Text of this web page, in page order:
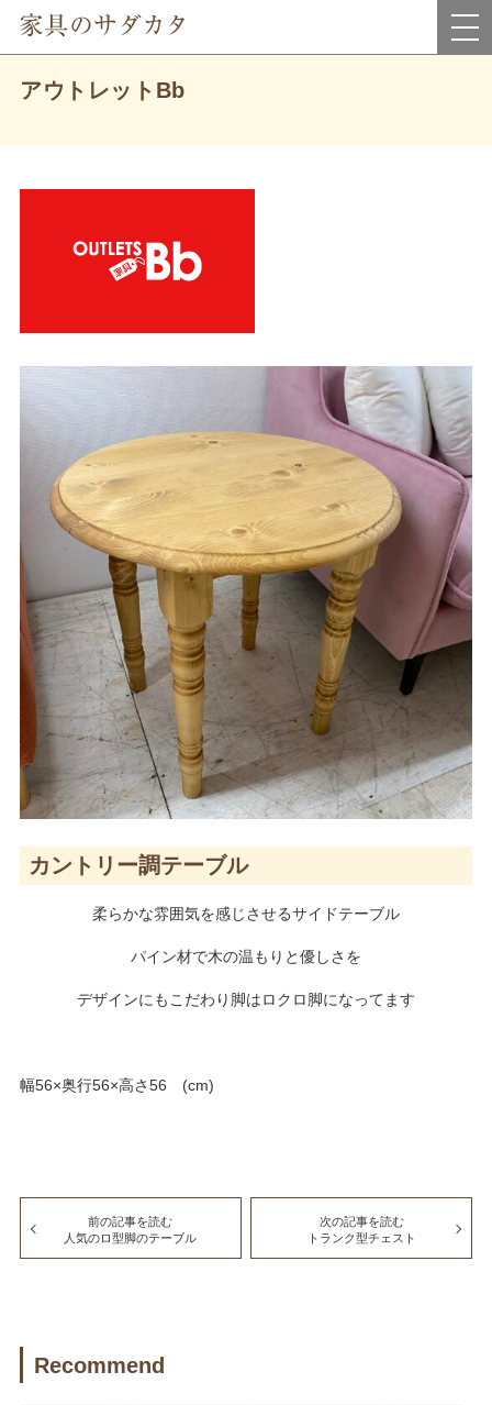
岡山県真庭市にあるインテリア家具・雑貨＆アウトレット家具のお店です。
アウトレットBb
カントリー調テーブル
柔らかな雰囲気を感じさせるサイドテーブル
パイン材で木の温もりと優しさを
デザインにもこだわり脚はロクロ脚になってます
幅56×奥行56×高さ56 (cm)
前の記事を読む
人気のロ型脚のテーブル
次の記事を読む
トランク型チェスト
Recommend